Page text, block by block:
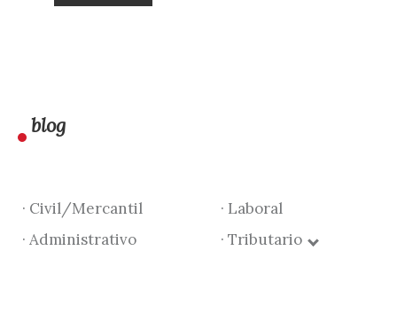
blog
· Civil/Mercantil
· Laboral
· Administrativo
· Tributario